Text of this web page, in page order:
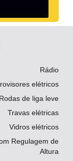
Rádio
elétricos
Rodas de liga leve
Travas elétricas
Vidros elétricos
Regulagem de
Altura